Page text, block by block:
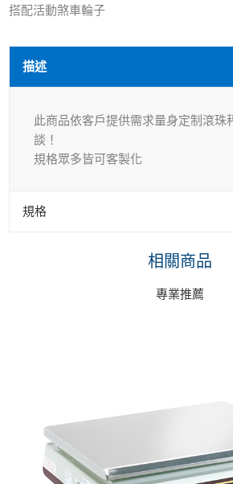
搭配活動煞車輪子
描述
此商品依客戶提供需求量身定制滾珠
談！
規格眾多皆可客製化
規格
相關商品
專業推薦